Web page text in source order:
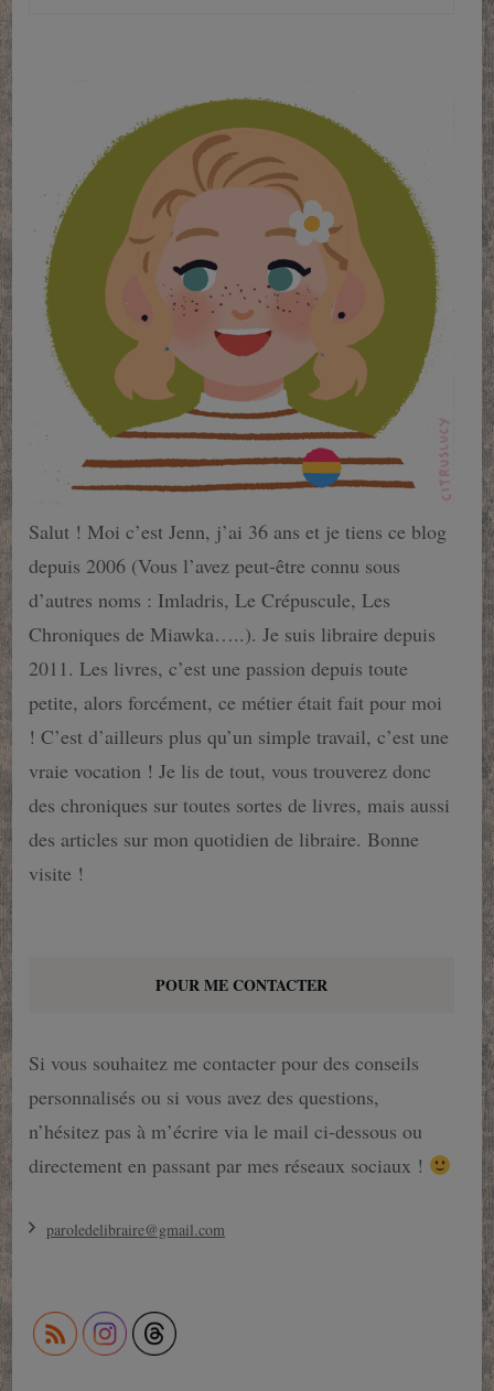
Salut ! Moi c’est Jenn, j’ai 36 ans et je tiens ce blog
depuis 2006 (Vous l’avez peut-être connu sous
d’autres noms : Imladris, Le Crépuscule, Les
Chroniques de Miawka…..). Je suis libraire depuis
2011. Les livres, c’est une passion depuis toute
petite, alors forcément, ce métier était fait pour moi
! C’est d’ailleurs plus qu’un simple travail, c’est une
vraie vocation ! Je lis de tout, vous trouverez donc
des chroniques sur toutes sortes de livres, mais aussi
des articles sur mon quotidien de libraire. Bonne
visite !
POUR ME CONTACTER
Si vous souhaitez me contacter pour des conseils
personnalisés ou si vous avez des questions,
n’hésitez pas à m’écrire via le mail ci-dessous ou
directement en passant par mes réseaux sociaux !
paroledelibraire@gmail.com